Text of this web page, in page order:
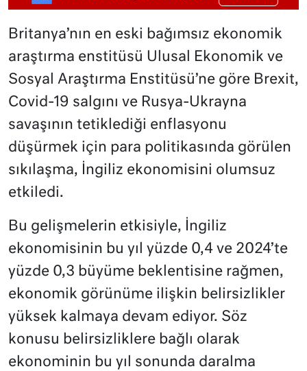
Britanya’nın en eski bağımsız ekonomik
araştırma enstitüsü Ulusal Ekonomik ve
Sosyal Araştırma Enstitüsü’ne göre Brexit,
Covid-19 salgını ve Rusya-Ukrayna
savaşının tetiklediği enflasyonu
düşürmek için para politikasında görülen
sıkılaşma, İngiliz ekonomisini olumsuz
etkiledi.
Bu gelişmelerin etkisiyle, İngiliz
ekonomisinin bu yıl yüzde 0,4 ve 2024’te
yüzde 0,3 büyüme beklentisine rağmen,
ekonomik görünüme ilişkin belirsizlikler
yüksek kalmaya devam ediyor. Söz
konusu belirsizliklere bağlı olarak
ekonominin bu yıl sonunda daralma